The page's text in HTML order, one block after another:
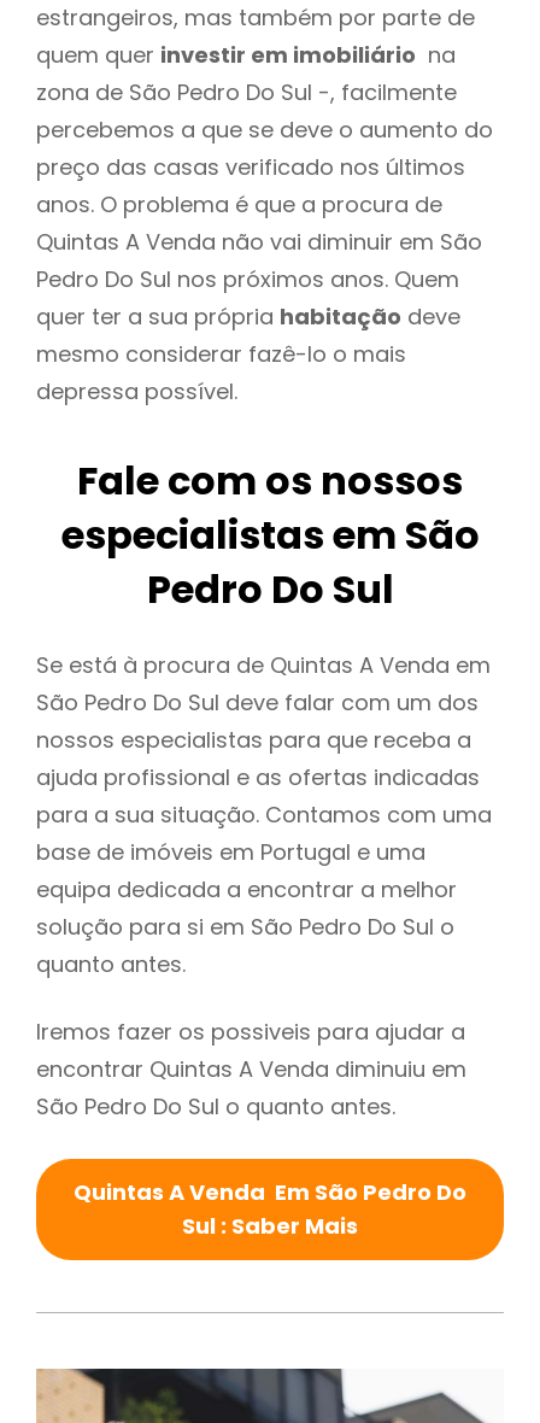
estrangeiros, mas também por parte de
quem quer investir em imobiliário na
zona de São Pedro Do Sul -, facilmente
percebemos a que se deve o aumento do
preço das casas verificado nos últimos
anos. O problema é que a procura de
Quintas A Venda não vai diminuir em São
Pedro Do Sul nos próximos anos. Quem
quer ter a sua própria habitação deve
mesmo considerar fazê-lo o mais
depressa possível.
Fale com os nossos
especialistas em São
Pedro Do Sul
Se está à procura de Quintas A Venda em
São Pedro Do Sul deve falar com um dos
nossos especialistas para que receba a
ajuda profissional e as ofertas indicadas
para a sua situação. Contamos com uma
base de imóveis em Portugal e uma
equipa dedicada a encontrar a melhor
solução para si em São Pedro Do Sul o
quanto antes.
Iremos fazer os possiveis para ajudar a
encontrar Quintas A Venda diminuiu em
São Pedro Do Sul o quanto antes.
Quintas A Venda Em São Pedro Do
Sul : Saber Mais